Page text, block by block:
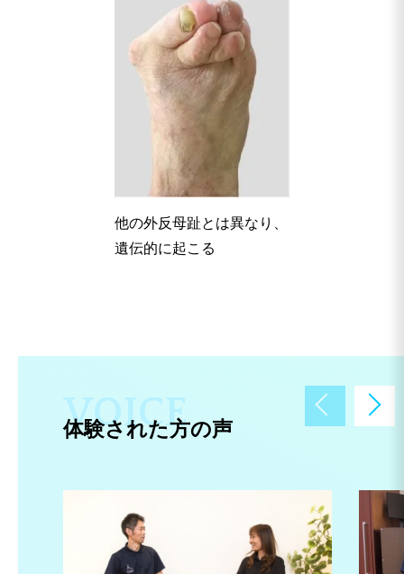
他の外反母趾とは異なり、
遺伝的に起こる
体験された方の声
VOICE